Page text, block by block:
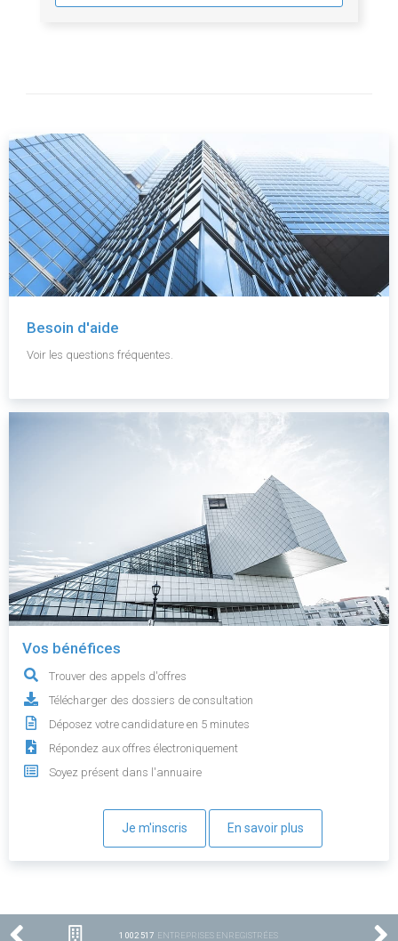
Besoin d'aide
Voir les questions fréquentes.
Vos bénéfices
Trouver des appels d'offres
Télécharger des dossiers de consultation
Déposez votre candidature en 5 minutes
Répondez aux offres électroniquement
Soyez présent dans l'annuaire
Je m'inscris En savoir plus
1 002 517 ENTREPRISES ENREGISTRÉES